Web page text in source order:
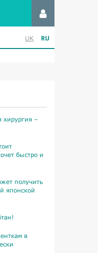
UK RU
хирургия –
быстро и
получить
японской
в